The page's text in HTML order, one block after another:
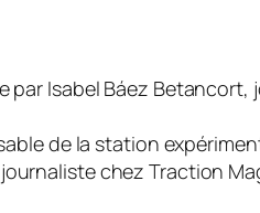
Isabel Báez
de la station
chez Traction